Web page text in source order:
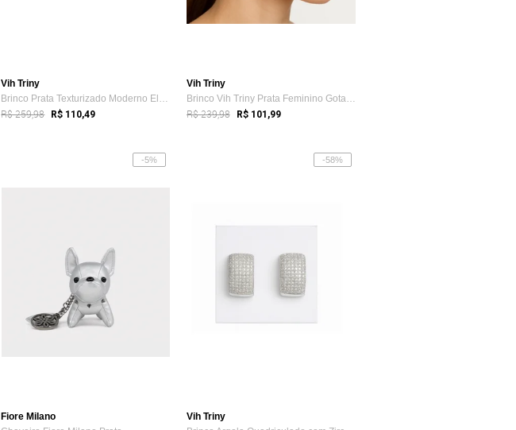
Vih Triny
Brinco Prata Texturizado Moderno Elegant...
R$ 259,98 R$ 110,49
Vih Triny
Brinco Vih Triny Prata Feminino Gota Pedra
R$ 239,98 R$ 101,99
-5%
Fiore Milano
-58%
Vih Triny